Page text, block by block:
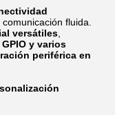
fluida.
versátiles
GPIO y varios
periférica en